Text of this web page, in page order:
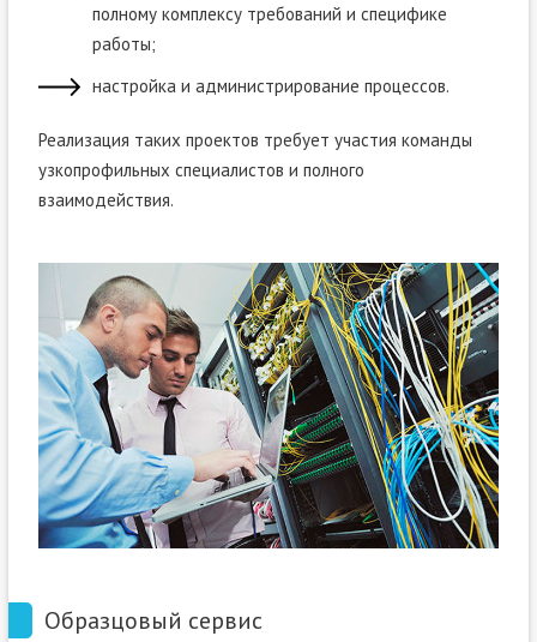
полному комплексу требований и специфике
работы;
настройка и администрирование процессов.
Реализация таких проектов требует участия команды
узкопрофильных специалистов и полного
взаимодействия.
Образцовый сервис